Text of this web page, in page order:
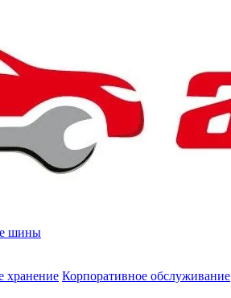
шины
хранение Корпоративное обслуживание